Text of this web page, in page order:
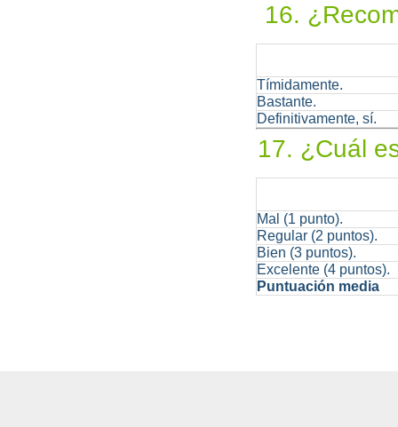
16.
Tímidamente.
Bastante.
Definitivamente, sí.
17. ¿Cuál
Mal (1 punto).
Regular (2 puntos).
Bien (3 puntos).
Excelente (4 puntos).
Puntuación media